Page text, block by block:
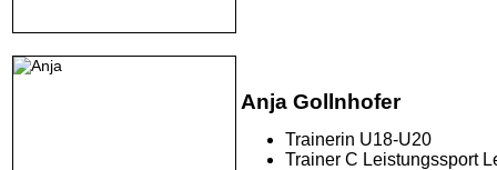
Anja Gollnhofer
Trainerin U18-U20
Trainer C Leistungssport